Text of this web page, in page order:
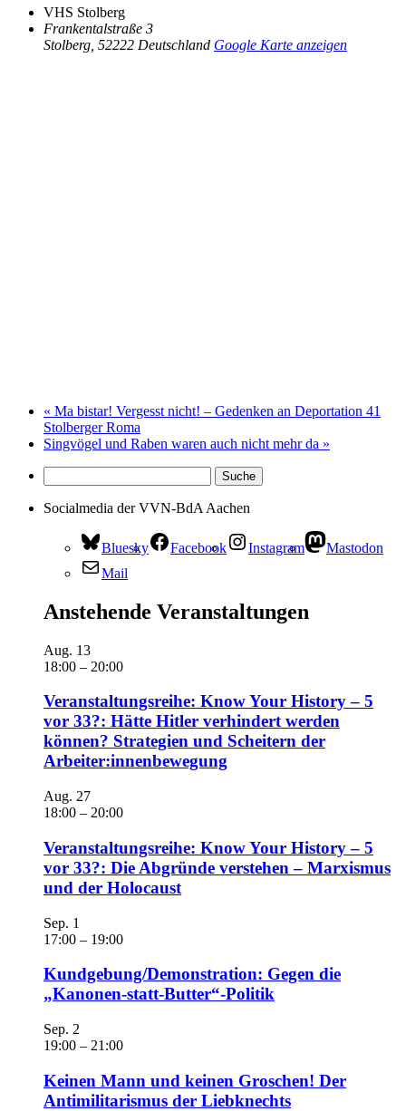
VHS Stolberg
Frankentalstraße 3
Stolberg 52222 Deutschland Google Karte anzeigen
« Ma bistar! Vergesst nicht! – Gedenken an Deportation 41
Stolberger Roma
Singvögel und Raben waren auch nicht mehr da »
Socialmedia der VVN-BdA Aachen
Bluesky Facebook Instagram
Mastodon
Mail
Anstehende Veranstaltungen
Aug. 13
18:00 – 20:00
Veranstaltungsreihe: Know Your History – 5
vor 33?: Hätte Hitler verhindert werden
können? Strategien und Scheitern der
Arbeiter:innenbewegung
Aug. 27
18:00 – 20:00
Veranstaltungsreihe: Know Your History – 5
vor 33?: Die Abgründe verstehen – Marxismus
und der Holocaust
Sep. 1
17:00 – 19:00
Kundgebung/Demonstration: Gegen die
„Kanonen-statt-Butter“-Politik
Sep. 2
19:00 – 21:00
Keinen Mann und keinen Groschen! Der
Antimilitarismus der Liebknechts